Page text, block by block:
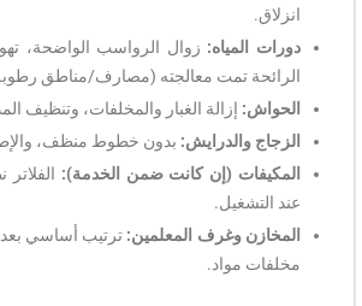
انزلاق.
دورات المياه: زوال الرواسب الواضحة،
الرائحة تمت معالجته (مصارف/مناطق
الحواش: إزالة الغبار والمخلفات، وتنظيف
الزجاج والدرايش: بدون خطوط منظف،
المكيفات (إن كانت ضمن الخدمة):
عند التشغيل.
المخازن وغرف المعلمين: ترتيب أساسي
مخلفات مواد.